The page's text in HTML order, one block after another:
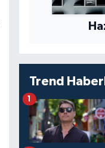
Trend
1